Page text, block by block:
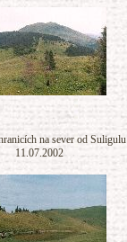
na sever od Suligulu
11.07.2002